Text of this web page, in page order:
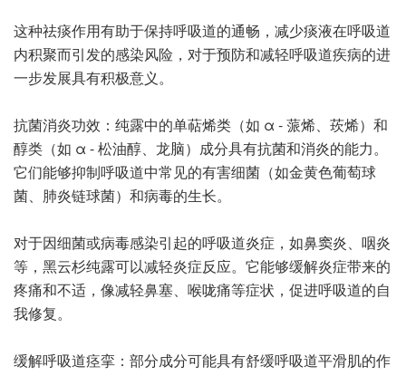
这种祛痰作用有助于保持呼吸道的通畅，减少痰液在呼吸道
内积聚而引发的感染风险，对于预防和减轻呼吸道疾病的进
一步发展具有积极意义。
抗菌消炎功效：纯露中的单萜烯类（如 α - 蒎烯、莰烯）和
醇类（如 α - 松油醇、龙脑）成分具有抗菌和消炎的能力。
它们能够抑制呼吸道中常见的有害细菌（如金黄色葡萄球
菌、肺炎链球菌）和病毒的生长。
对于因细菌或病毒感染引起的呼吸道炎症，如鼻窦炎、咽炎
等，黑云杉纯露可以减轻炎症反应。它能够缓解炎症带来的
疼痛和不适，像减轻鼻塞、喉咙痛等症状，促进呼吸道的自
我修复。
缓解呼吸道痉挛：部分成分可能具有舒缓呼吸道平滑肌的作